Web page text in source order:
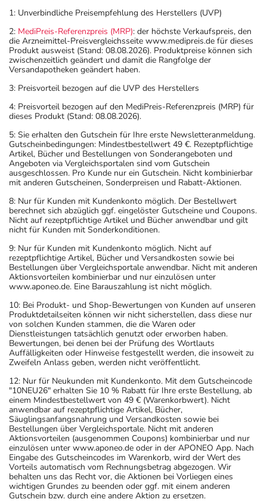
1: Unverbindliche Preisempfehlung des Herstellers (UVP)
2: MediPreis-Referenzpreis (MRP): der höchste Verkaufspreis, den
die Arzneimittel-Preisvergleichsseite www.medipreis.de für dieses
Produkt ausweist (Stand: 08.08.2026). Produktpreise können sich
zwischenzeitlich geändert und damit die Rangfolge der
Versandapotheken geändert haben.
3: Preisvorteil bezogen auf die UVP des Herstellers
4: Preisvorteil bezogen auf den MediPreis-Referenzpreis (MRP) für
dieses Produkt (Stand: 08.08.2026).
5: Sie erhalten den Gutschein für Ihre erste Newsletteranmeldung.
Gutscheinbedingungen: Mindestbestellwert 49 €. Rezeptpflichtige
Artikel, Bücher und Bestellungen von Sonderangeboten und
Angeboten via Vergleichsportalen sind vom Gutschein
ausgeschlossen. Pro Kunde nur ein Gutschein. Nicht kombinierbar
mit anderen Gutscheinen, Sonderpreisen und Rabatt-Aktionen.
8: Nur für Kunden mit Kundenkonto möglich. Der Bestellwert
berechnet sich abzüglich ggf. eingelöster Gutscheine und Coupons.
Nicht auf rezeptpflichtige Artikel und Bücher anwendbar und gilt
nicht für Kunden mit Sonderkonditionen.
9: Nur für Kunden mit Kundenkonto möglich. Nicht auf
rezeptpflichtige Artikel, Bücher und Versandkosten sowie bei
Bestellungen über Vergleichsportale anwendbar. Nicht mit anderen
Aktionsvorteilen kombinierbar und nur einzulösen unter
www.aponeo.de. Eine Barauszahlung ist nicht möglich.
10: Bei Produkt- und Shop-Bewertungen von Kunden auf unseren
Produktdetailseiten können wir nicht sicherstellen, dass diese nur
von solchen Kunden stammen, die die Waren oder
Dienstleistungen tatsächlich genutzt oder erworben haben.
Bewertungen, bei denen bei der Prüfung des Wortlauts
Auffälligkeiten oder Hinweise festgestellt werden, die insoweit zu
Zweifeln Anlass geben, werden nicht veröffentlicht.
12: Nur für Neukunden mit Kundenkonto. Mit dem Gutscheincode
"10NEU26" erhalten Sie 10 % Rabatt für Ihre erste Bestellung, ab
einem Mindestbestellwert von 49 € (Warenkorbwert). Nicht
anwendbar auf rezeptpflichtige Artikel, Bücher,
Säuglingsanfangsnahrung und Versandkosten sowie bei
Bestellungen über Vergleichsportale. Nicht mit anderen
Aktionsvorteilen (ausgenommen Coupons) kombinierbar und nur
einzulösen unter www.aponeo.de oder in der APONEO App. Nach
Eingabe des Gutscheincodes im Warenkorb, wird der Wert des
Vorteils automatisch vom Rechnungsbetrag abgezogen. Wir
behalten uns das Recht vor, die Aktionen bei Vorliegen eines
wichtigen Grundes zu beenden oder ggf. mit einem anderen
Gutschein bzw. durch eine andere Aktion zu ersetzen.